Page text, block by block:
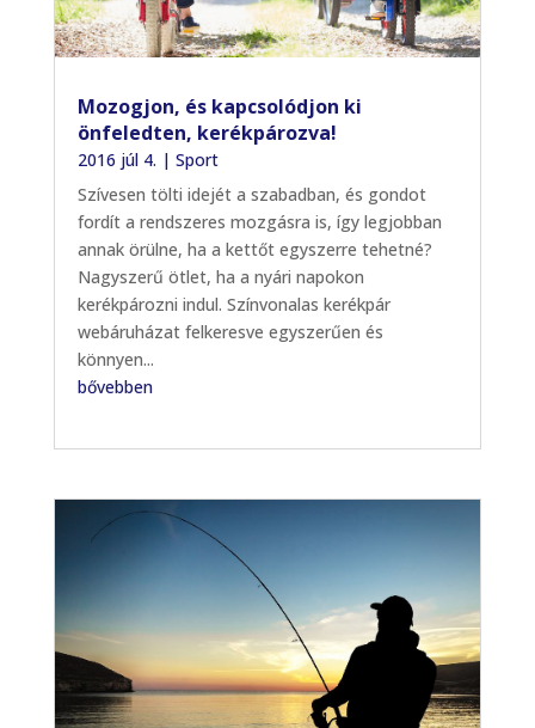
Mozogjon, és kapcsolódjon ki
önfeledten, kerékpározva!
2016 júl 4. | Sport
Szívesen tölti idejét a szabadban, és gondot
fordít a rendszeres mozgásra is, így legjobban
annak örülne, ha a kettőt egyszerre tehetné?
Nagyszerű ötlet, ha a nyári napokon
kerékpározni indul. Színvonalas kerékpár
webáruházat felkeresve egyszerűen és
könnyen...
bővebben